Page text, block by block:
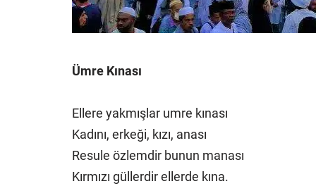
Ümre Kınası
Ellere yakmışlar umre kınası
Kadını, erkeği, kızı, anası
Resule özlemdir bunun manası
Kırmızı güllerdir ellerde kına.